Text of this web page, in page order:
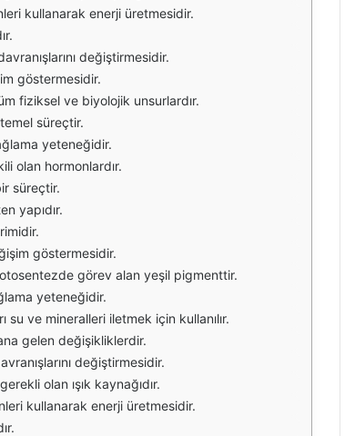
kullanarak enerji üretmesidir.
değiştirmesidir.
göstermesidir.
fiziksel ve biyolojik unsurlardır.
süreçtir.
yeteneğidir.
olan hormonlardır.
süreçtir.
yapıdır.
göstermesidir.
görev alan yeşil pigmenttir.
yeteneğidir.
su ve mineralleri iletmek için kullanılır.
gelen değişikliklerdir.
değiştirmesidir.
olan ışık kaynağıdır.
kullanarak enerji üretmesidir.